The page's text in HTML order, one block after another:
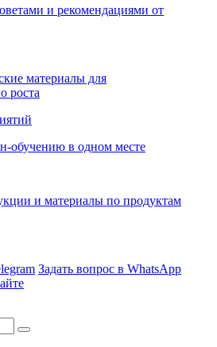
и рекомендациями от
материалы для
роста
обучению в одном месте
и материалы по продуктам
Задать вопрос в WhatsApp